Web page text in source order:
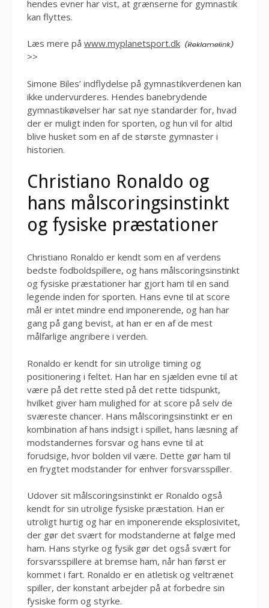
hendes evner har vist, at grænserne for gymnastik
kan flyttes.
Læs mere på www.myplanetsport.dk
>>
Simone Biles’ indflydelse på gymnastikverdenen kan
ikke undervurderes. Hendes banebrydende
gymnastikøvelser har sat nye standarder for, hvad
der er muligt inden for sporten, og hun vil for altid
blive husket som en af de største gymnaster i
historien.
Christiano Ronaldo og
hans målscoringsinstinkt
og fysiske præstationer
Christiano Ronaldo er kendt som en af verdens
bedste fodboldspillere, og hans målscoringsinstinkt
og fysiske præstationer har gjort ham til en sand
legende inden for sporten. Hans evne til at score
mål er intet mindre end imponerende, og han har
gang på gang bevist, at han er en af de mest
målfarlige angribere i verden.
Ronaldo er kendt for sin utrolige timing og
positionering i feltet. Han har en sjælden evne til at
være på det rette sted på det rette tidspunkt,
hvilket giver ham mulighed for at score på selv de
sværeste chancer. Hans målscoringsinstinkt er en
kombination af hans indsigt i spillet, hans læsning af
modstandernes forsvar og hans evne til at
forudsige, hvor bolden vil være. Dette gør ham til
en frygtet modstander for enhver forsvarsspiller.
Udover sit målscoringsinstinkt er Ronaldo også
kendt for sin utrolige fysiske præstation. Han er
utroligt hurtig og har en imponerende eksplosivitet,
der gør det svært for modstanderne at følge med
ham. Hans styrke og fysik gør det også svært for
forsvarsspillere at bremse ham, når han først er
kommet i fart. Ronaldo er en atletisk og veltrænet
spiller, der konstant arbejder på at forbedre sin
fysiske form og styrke.